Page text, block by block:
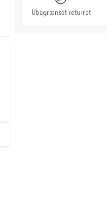
Ubegrænset returret